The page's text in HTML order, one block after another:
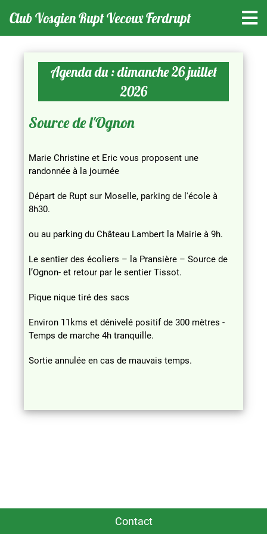
Club Vosgien Rupt Vecoux Ferdrupt
Agenda du : dimanche 26 juillet
2026
Source de l'Ognon
Marie Christine et Eric vous proposent une
randonnée à la journée
Départ de Rupt sur Moselle, parking de l'école à
8h30.
ou au parking du Château Lambert la Mairie à 9h.
Le sentier des écoliers – la Pransière – Source de
l’Ognon- et retour par le sentier Tissot.
Pique nique tiré des sacs
Environ 11kms et dénivelé positif de 300 mètres -
Temps de marche 4h tranquille.
Sortie annulée en cas de mauvais temps.
Contact